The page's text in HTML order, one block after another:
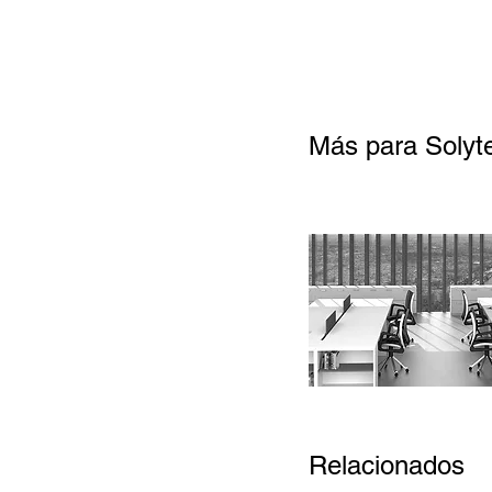
Más para
Relacionados